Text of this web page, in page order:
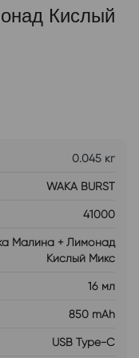
Кислый
0.045 кг
WAKA BURST
41000
Малина + Лимонад
Кислый Микс
16 мл
850 mAh
USB Type-C